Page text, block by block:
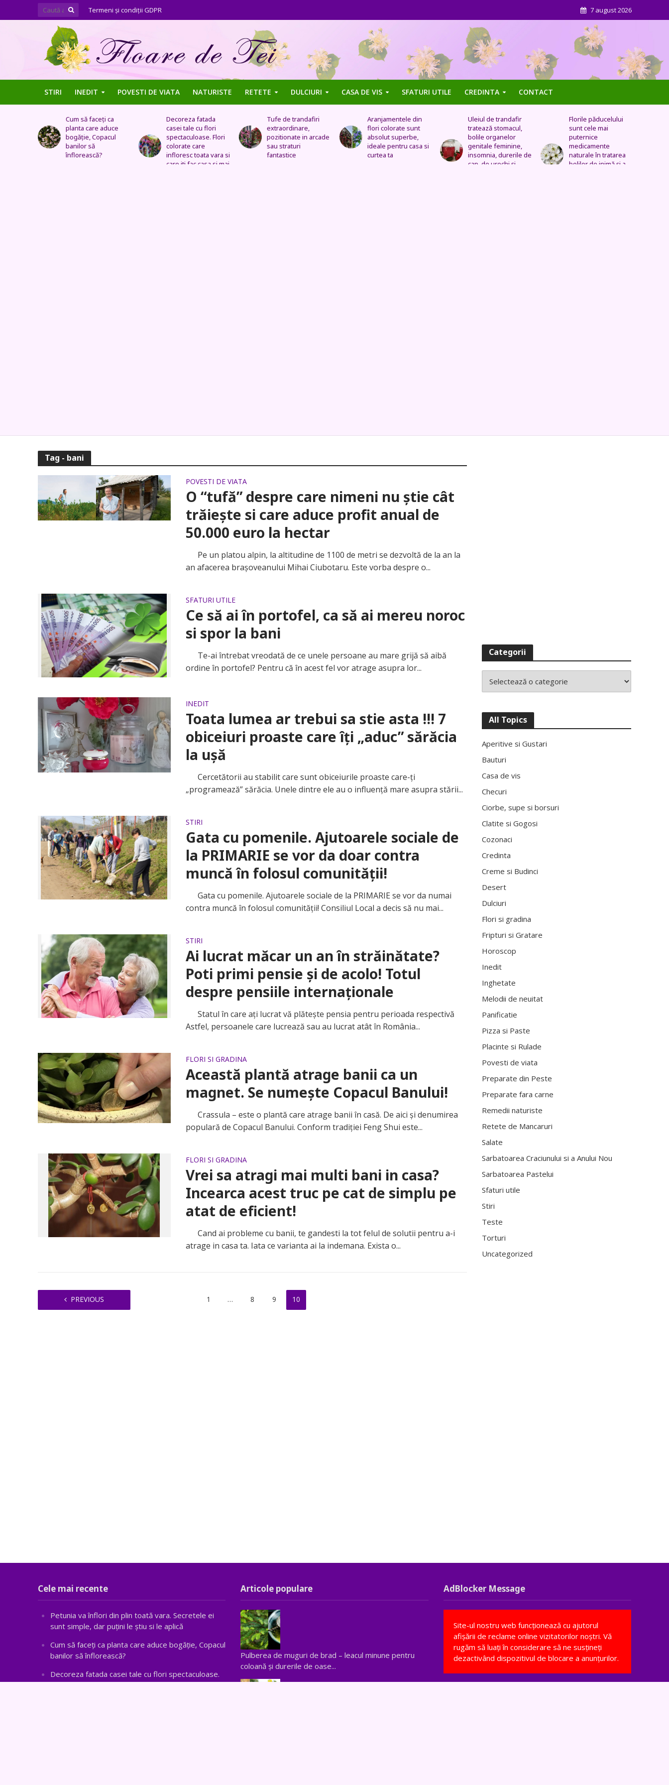
Termeni şi condiţii GDPR 7 august 2026
STIRI INEDIT POVESTI DE VIATA NATURISTE RETETE DULCIURI CASA DE VIS SFATURI UTILE CREDINTA CONTACT
Cum să faceți ca
planta care aduce
bogăţie, Copacul
banilor să
înflorească?
Decoreza fatada
casei tale cu flori
spectaculoase. Flori
colorate care
infloresc toata vara si
care iti fac casa si mai
Tufe de trandafiri
extraordinare,
pozitionate in arcade
sau straturi
fantastice
Aranjamentele din
flori colorate sunt
absolut superbe,
ideale pentru casa si
curtea ta
Uleiul de trandafir
tratează stomacul,
bolile organelor
genitale feminine,
insomnia, durerile de
cap, de urechi și
Florile păducelului
sunt cele mai
puternice
medicamente
naturale în tratarea
bolilor de inimă şi a
Tag - bani
POVESTI DE VIATA
O “tufă” despre care nimeni nu ştie cât
trăieşte si care aduce profit anual de
50.000 euro la hectar
Pe un platou alpin, la altitudine de 1100 de metri se dezvoltă de la an la
an afacerea braşoveanului Mihai Ciubotaru. Este vorba despre o...
SFATURI UTILE
Ce să ai în portofel, ca să ai mereu noroc
si spor la bani
Te-ai întrebat vreodată de ce unele persoane au mare grijă să aibă
ordine în portofel? Pentru că în acest fel vor atrage asupra lor...
INEDIT
Toata lumea ar trebui sa stie asta !!! 7
obiceiuri proaste care îți „aduc” sărăcia
la ușă
Cercetătorii au stabilit care sunt obiceiurile proaste care-ți
„programează” sărăcia. Unele dintre ele au o influență mare asupra stării...
STIRI
Gata cu pomenile. Ajutoarele sociale de
la PRIMARIE se vor da doar contra
muncă în folosul comunităţii!
Gata cu pomenile. Ajutoarele sociale de la PRIMARIE se vor da numai
contra muncă în folosul comunităţii! Consiliul Local a decis să nu mai...
STIRI
Ai lucrat măcar un an în străinătate?
Poti primi pensie şi de acolo! Totul
despre pensiile internaţionale
Statul în care aţi lucrat vă plăteşte pensia pentru perioada respectivă
Astfel, persoanele care lucrează sau au lucrat atât în România...
FLORI SI GRADINA
Această plantă atrage banii ca un
magnet. Se numeşte Copacul Banului!
Crassula – este o plantă care atrage banii în casă. De aici și denumirea
populară de Copacul Banului. Conform tradiției Feng Shui este...
FLORI SI GRADINA
Vrei sa atragi mai multi bani in casa?
Incearca acest truc pe cat de simplu pe
atat de eficient!
Cand ai probleme cu banii, te gandesti la tot felul de solutii pentru a-i
atrage in casa ta. Iata ce varianta ai la indemana. Exista o...
PREVIOUS 1 … 8 9 10
Categorii
All Topics
Aperitive si Gustari
Bauturi
Casa de vis
Checuri
Ciorbe, supe si borsuri
Clatite si Gogosi
Cozonaci
Credinta
Creme si Budinci
Desert
Dulciuri
Flori si gradina
Fripturi si Gratare
Horoscop
Inedit
Inghetate
Melodii de neuitat
Panificatie
Pizza si Paste
Placinte si Rulade
Povesti de viata
Preparate din Peste
Preparate fara carne
Remedii naturiste
Retete de Mancaruri
Salate
Sarbatoarea Craciunului si a Anului Nou
Sarbatoarea Pastelui
Sfaturi utile
Stiri
Teste
Torturi
Uncategorized
Cele mai recente
Petunia va înflori din plin toată vara. Secretele ei
sunt simple, dar puțini le știu si le aplică
Cum să faceți ca planta care aduce bogăţie, Copacul
banilor să înflorească?
Decoreza fatada casei tale cu flori spectaculoase.
Flori colorate care infloresc toata vara si care iti fac
Articole populare
Pulberea de muguri de brad – leacul minune pentru
coloană și durerile de oase...
AdBlocker Message
Site-ul nostru web funcționează cu ajutorul
afișării de reclame online vizitatorilor noștri. Vă
rugăm să luați în considerare să ne susțineți
dezactivând dispozitivul de blocare a anunțurilor.